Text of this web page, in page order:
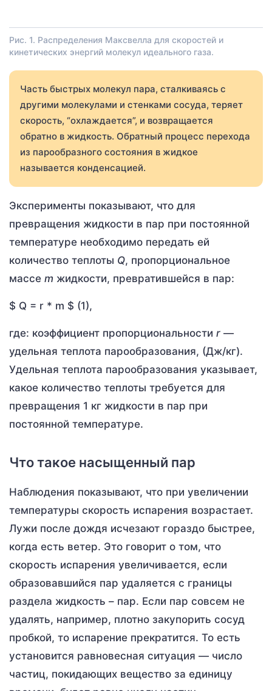
Рис. 1. Распределения Максвелла для скоростей и
кинетических энергий молекул идеального газа.
Часть быстрых молекул пара, сталкиваясь с
другими молекулами и стенками сосуда, теряет
скорость, “охлаждается”, и возвращается
обратно в жидкость. Обратный процесс перехода
из парообразного состояния в жидкое
называется конденсацией.
Эксперименты показывают, что для
превращения жидкости в пар при постоянной
температуре необходимо передать ей
количество теплоты Q, пропорциональное
массе m жидкости, превратившейся в пар:
$ Q = r * m $ (1),
где: коэффициент пропорциональности r —
удельная теплота парообразования, (Дж/кг).
Удельная теплота парообразования указывает,
какое количество теплоты требуется для
превращения 1 кг жидкости в пар при
постоянной температуре.
Что такое насыщенный пар
Наблюдения показывают, что при увеличении
температуры скорость испарения возрастает.
Лужи после дождя исчезают гораздо быстрее,
когда есть ветер. Это говорит о том, что
скорость испарения увеличивается, если
образовавшийся пар удаляется с границы
раздела жидкость – пар. Если пар совсем не
удалять, например, плотно закупорить сосуд
пробкой, то испарение прекратится. То есть
установится равновесная ситуация — число
частиц, покидающих вещество за единицу